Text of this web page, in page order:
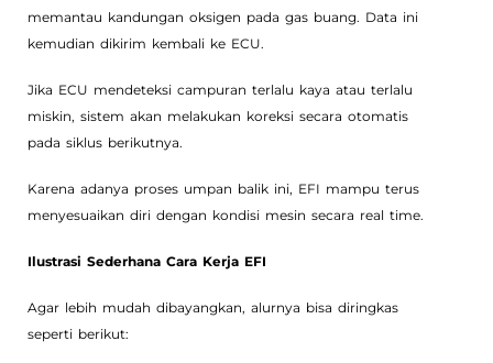
memantau kandungan oksigen pada gas buang. Data ini
kemudian dikirim kembali ke ECU.
Jika ECU mendeteksi campuran terlalu kaya atau terlalu
miskin, sistem akan melakukan koreksi secara otomatis
pada siklus berikutnya.
Karena adanya proses umpan balik ini, EFI mampu terus
menyesuaikan diri dengan kondisi mesin secara real time.
Ilustrasi Sederhana Cara Kerja EFI
Agar lebih mudah dibayangkan, alurnya bisa diringkas
seperti berikut: